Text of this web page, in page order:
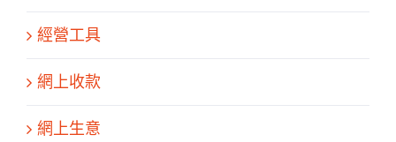
經營工具
網上收款
網上生意